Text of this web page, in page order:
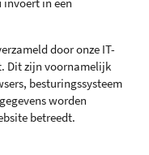
invoert in een
door onze IT-
Dit zijn voornamelijk
besturingssysteem
worden
betreedt.